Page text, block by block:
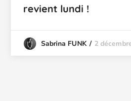
revient lundi !
Sabrina FUNK 2